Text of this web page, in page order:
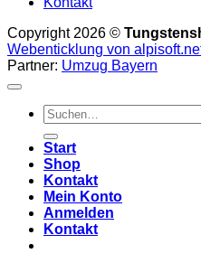
Copyright 2026 ©
Webenticklung von
Partner: Umzug Bayern
Suche
nach:
Start
Shop
Kontakt
Mein Konto
Anmelden
Kontakt